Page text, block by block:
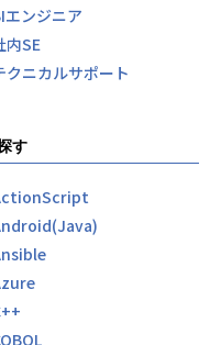
エンジニア
内SE
クニカルサポート
す